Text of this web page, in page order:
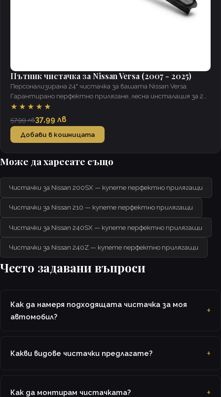
Пътник чистачка за Nissan Versa (2007 - 2025)
Персонализирана 24" чистачка за вашата Nissan Versa.
Гарантирано перфектно прилягане, лесна инсталация за 2
минути, ясна видимост при всякакви условия.
★★★★★
57,99 лв37,99 лв
Добави в кошницата
Може да харесате също
Чистачки за Nissan 200SX — купете перфектно прилягащи
Чистачки за Nissan 210 — купете перфектно прилягащи
Чистачки за Nissan 240SX — купете перфектно прилягащи
Чистачки за Nissan 240Z — купете перфектно прилягащи
Често задавани въпроси
Как да намеря подходящата чистачка за моя
автомобил?
Какви видове чистачки предлагате?
Как да монтирам чистачката?